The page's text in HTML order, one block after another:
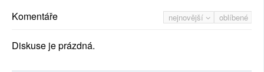
nejnovější oblíbené
Komentáře
Diskuse je prázdná.